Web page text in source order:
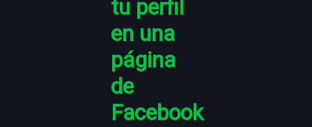
tu perfil
en una
página
de
Facebook